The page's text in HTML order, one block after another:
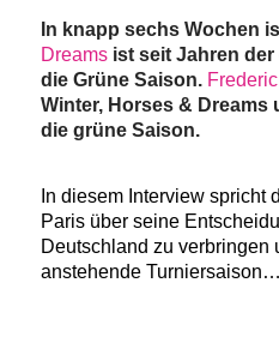
In knapp sechs Wochen
Dreamsist seit Jahren
die Grüne Saison.
Winter, Horses & Dreams
die grüne Saison.
In diesem Interview spricht
Paris über seine
Deutschland zu verbringen
anstehende Turniersaison…